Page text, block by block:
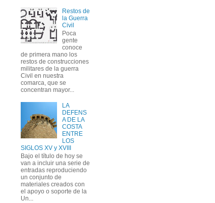
Restos de
la Guerra
Civil
Poca
gente
conoce
de primera mano los
restos de construcciones
militares de la guerra
Civil en nuestra
comarca, que se
concentran mayor...
LA
DEFENS
A DE LA
COSTA
ENTRE
LOS
SIGLOS XV y XVIII
Bajo el título de hoy se
van a incluir una serie de
entradas reproduciendo
un conjunto de
materiales creados con
el apoyo o soporte de la
Un...